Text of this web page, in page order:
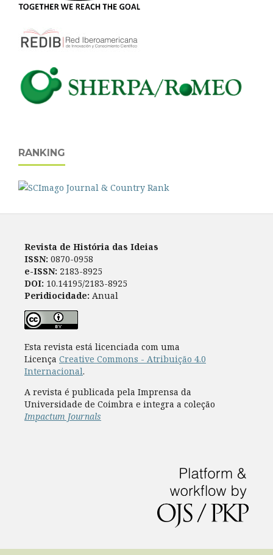
RANKING
Revista de História das Ideias
ISSN: 0870-0958
e-ISSN: 2183-8925
DOI: 10.14195/2183-8925
Peridiocidade: Anual
Esta revista está licenciada com uma
Licença Creative Commons - Atribuição 4.0
Internacional.
A revista é publicada pela Imprensa da
Universidade de Coimbra e integra a coleção
Impactum Journals